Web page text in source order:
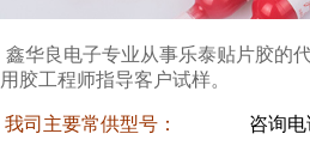
鑫华良电子专业从事乐泰贴片胶的
用胶工程师指导客户试样。
我司主要常供型号： 咨询电